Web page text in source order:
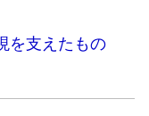
を支えたもの